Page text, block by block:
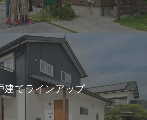
建てラインアップ